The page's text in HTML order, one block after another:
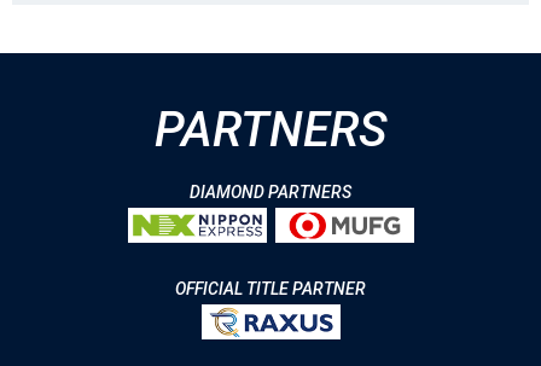
PARTNERS
DIAMOND PARTNERS
OFFICIAL TITLE PARTNER